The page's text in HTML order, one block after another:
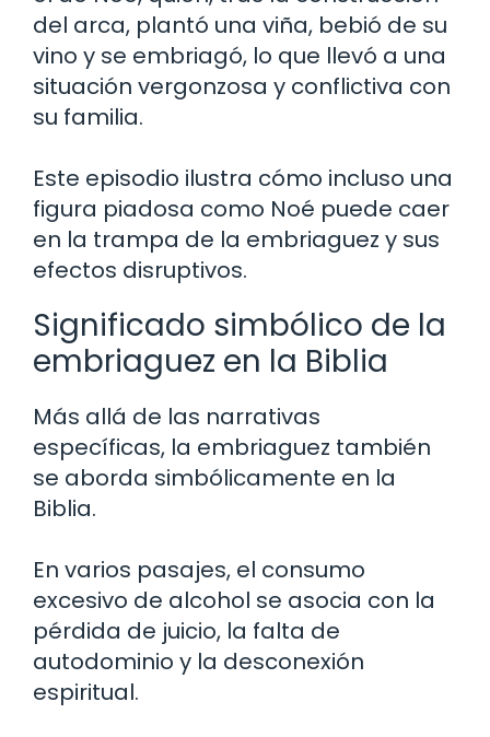
del arca, plantó una viña, bebió de su
vino y se embriagó, lo que llevó a una
situación vergonzosa y conflictiva con
su familia.
Este episodio ilustra cómo incluso una
figura piadosa como Noé puede caer
en la trampa de la embriaguez y sus
efectos disruptivos.
Significado simbólico de la
embriaguez en la Biblia
Más allá de las narrativas
específicas, la embriaguez también
se aborda simbólicamente en la
Biblia.
En varios pasajes, el consumo
excesivo de alcohol se asocia con la
pérdida de juicio, la falta de
autodominio y la desconexión
espiritual.